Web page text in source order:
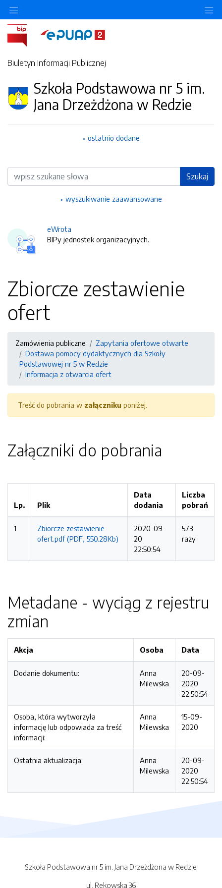
Biuletyn Informacji Publicznej
Szkoła Podstawowa nr 5 im.
Jana Drzeżdżona w Redzie
ostatnio dodane
Wyszukiwarka Szukaj
wyszukiwanie zaawansowane
eWrota
BIPy jednostek organizacyjnych.
Zbiorcze zestawienie
ofert
Zamówienia publiczne
Zapytania ofertowe otwarte
Dostawa pomocy dydaktycznych dla Szkoły
Podstawowej nr 5 w Redzie
Informacja z otwarcia ofert
Treść do pobrania w załączniku poniżej.
Załączniki do pobrania
Lp. Plik
Data
dodania
Liczba
pobrań
1
Zbiorcze zestawienie
ofert.pdf (PDF, 550.28Kb)
2020-09-
20
22:50:54
573
razy
Metadane - wyciąg z rejestru
zmian
Akcja Osoba Data
Dodanie dokumentu:
Anna
Milewska
20-09-
2020
22:50:54
Osoba, która wytworzyła
informację lub odpowiada za treść
informacji:
Anna
Milewska
15-09-
2020
Ostatnia aktualizacja:
Anna
Milewska
20-09-
2020
22:50:54
Szkoła Podstawowa nr 5 im. Jana Drzeżdżona w Redzie
ul. Rekowska 36